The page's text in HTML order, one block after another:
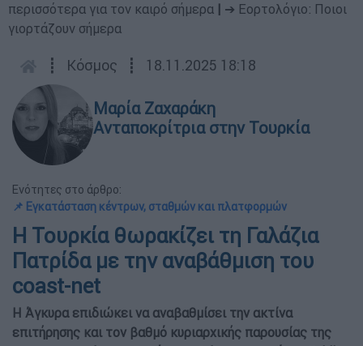
περισσότερα για τον καιρό σήμερα
➔ Εορτολόγιο: Ποιοι
γιορτάζουν σήμερα
┋ Κόσμος ┋ 18.11.2025 18:18
Μαρία Ζαχαράκη
Ανταποκρίτρια στην Τουρκία
Ενότητες στο άρθρο:
📌 Εγκατάσταση κέντρων, σταθμών και πλατφορμών
Η Τουρκία θωρακίζει τη Γαλάζια
Πατρίδα με την αναβάθμιση του
coast-net
Η Άγκυρα επιδιώκει να αναβαθμίσει την ακτίνα
επιτήρησης και τον βαθμό κυριαρχικής παρουσίας της